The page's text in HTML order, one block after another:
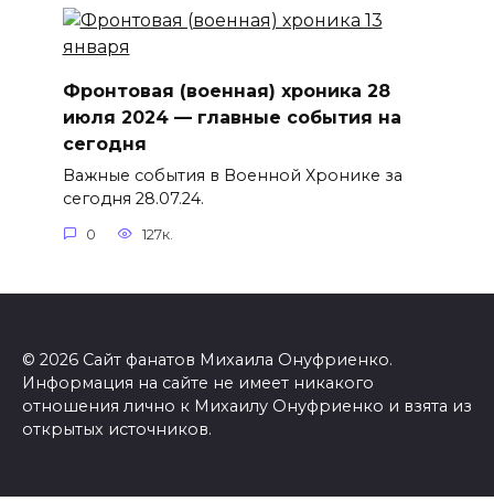
Фронтовая (военная) хроника 28
июля 2024 — главные события на
сегодня
Важные события в Военной Хронике за
сегодня 28.07.24.
0 127к.
© 2026 Сайт фанатов Михаила Онуфриенко.
Информация на сайте не имеет никакого
отношения лично к Михаилу Онуфриенко и взята из
открытых источников.